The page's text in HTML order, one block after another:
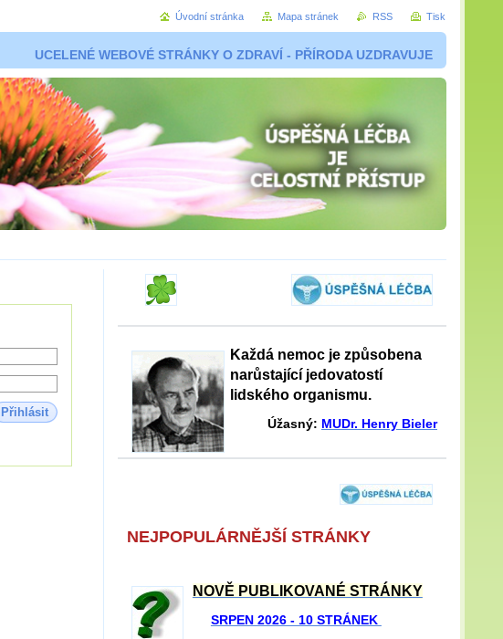
UCELENÉ WEBOVÉ STRÁNKY O ZDRAVÍ - PŘÍRODA UZDRAVUJE
Přihlásit
Každá nemoc je způsobena
narůstající jedovatostí
lidského organismu.
Úžasný: MUDr. Henry Bieler
NEJPOPULÁRNĚJŠÍ STRÁNKY
NOVĚ PUBLIKOVANÉ STRÁNKY
SRPEN 2026 - 10 STRÁNEK
Úvodní stránka Mapa stránek RSS Tisk